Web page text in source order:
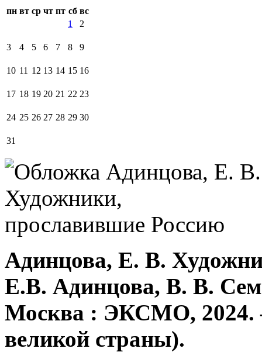
пн вт ср чт пт сб вс
1
2
3 4 5 6 7 8 9
10 11 12 13 14 15 16
17 18 19 20 21 22 23
24 25 26 27 28 29 30
31
Адинцова, Е. В.
Е.В. Адинцова, В. В.
Москва : ЭКСМО, 2024.
великой страны).